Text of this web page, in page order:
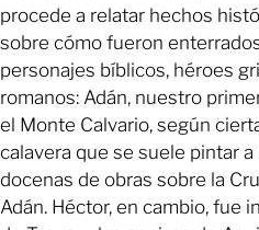
procede a relatar hechos
sobre cómo fueron
personajes bíblicos, héroes
romanos: Adán, nuestro
el Monte Calvario, según
calavera que se suele pintar
docenas de obras sobre la
Adán. Héctor, en cambio, fue